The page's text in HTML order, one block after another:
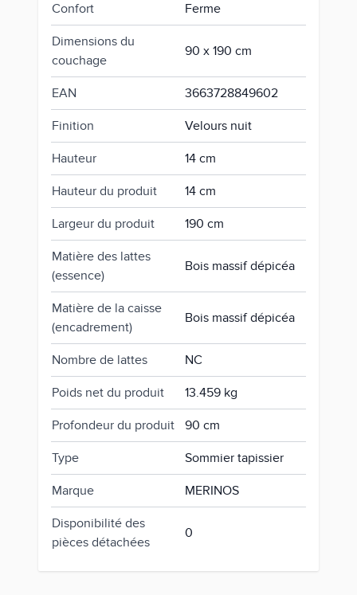
Confort Ferme
Dimensions du
couchage
90 x 190 cm
EAN 3663728849602
Finition Velours nuit
Hauteur 14 cm
Hauteur du produit 14 cm
Largeur du produit 190 cm
Matière des lattes
(essence)
Bois massif dépicéa
Matière de la caisse
(encadrement)
Bois massif dépicéa
Nombre de lattes NC
Poids net du produit 13.459 kg
Profondeur du produit 90 cm
Type Sommier tapissier
Marque MERINOS
Disponibilité des
pièces détachées
0